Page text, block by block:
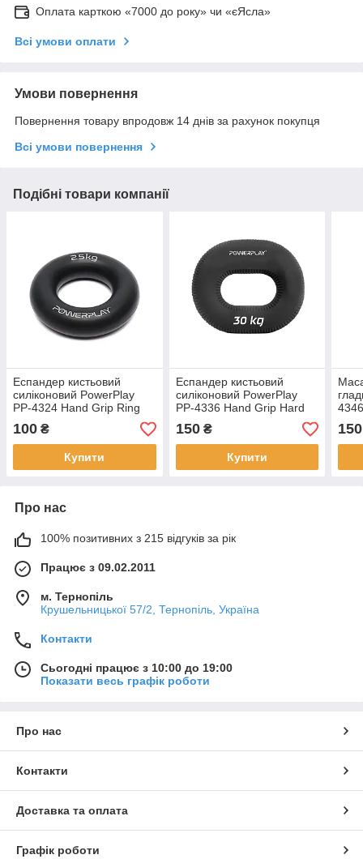
Оплата карткою «7000 до року» чи «єЯсла»
Всі умови оплати
Умови повернення
Повернення товару впродовж 14 днів за рахунок покупця
Всі умови повернення
Подібні товари компанії
Еспандер кистьовий
силіконовий PowerPlay
PP-4324 Hand Grip Ring
100 ₴
Купити
Еспандер кистьовий
силіконовий PowerPlay
PP-4336 Hand Grip Hard
150₴
Купити
150
Про нас
100% позитивних з 215 відгуків за рік
Працює з 09.02.2011
м. Тернопіль
Крушельницької 57/2, Тернопіль, Україна
Контакти
Сьогодні працює з 10:00 до 19:00
Показати весь графік роботи
Про нас
Контакти
Доставка та оплата
Графік роботи